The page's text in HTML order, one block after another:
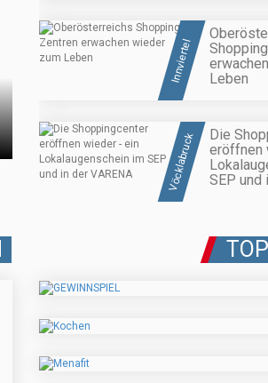
Innviertel
Leben
Vöcklabruck
Die
eröffnen
SEP und